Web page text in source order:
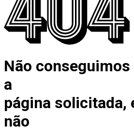
Não
a
página solicitada,
não